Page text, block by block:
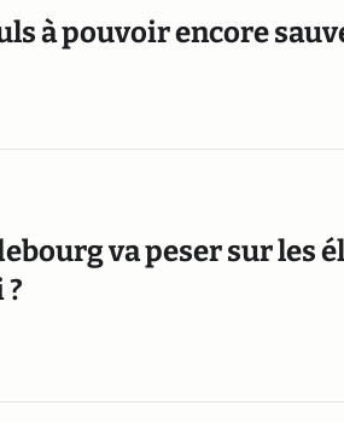
à pouvoir encore
va peser sur les